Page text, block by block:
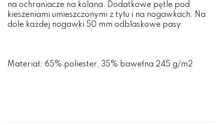
na ochraniacze na kolana. Dodatkowe pętle pod
kieszeniami umieszczonymi z tyłu i na nogawkach. Na
dole każdej nogawki 50 mm odblaskowe pasy.
Materiał: 65% poliester, 35% bawełna 245 g/m2